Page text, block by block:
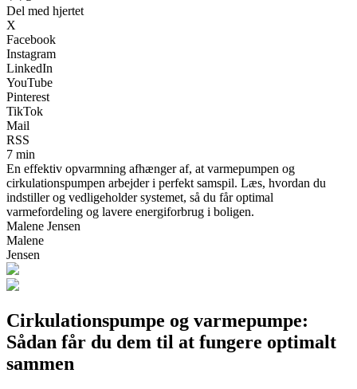
Del med hjertet
X
Facebook
Instagram
LinkedIn
YouTube
Pinterest
TikTok
Mail
RSS
7 min
En effektiv opvarmning afhænger af, at varmepumpen og
cirkulationspumpen arbejder i perfekt samspil. Læs, hvordan du
indstiller og vedligeholder systemet, så du får optimal
varmefordeling og lavere energiforbrug i boligen.
Malene Jensen
Malene
Jensen
Cirkulationspumpe og varmepumpe:
Sådan får du dem til at fungere optimalt
sammen